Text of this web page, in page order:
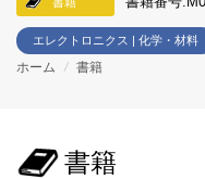
エレクトロニクス | 化学・材料
ホーム / 書籍
書籍